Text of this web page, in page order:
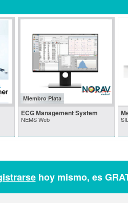
Miembro Plata
ECG Management System
NEMS Web
hoy mismo, es